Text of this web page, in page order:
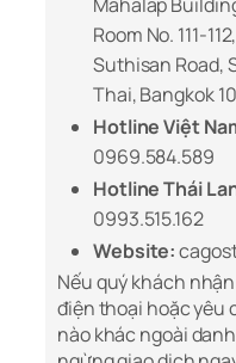
Room No. 111-
Suthisan Road,
Thai, Bangkok
Hotline Việt
0969.584.589
Hotline Thái
0993.515.162
Website:
Nếu quý khách
điện thoại hoặc yêu
nào khác ngoài